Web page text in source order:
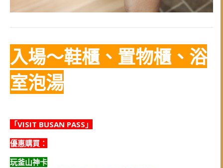
入場～鞋櫃、置物櫃、浴
室泡湯
「VISIT BUSAN PASS」
優惠購買：
玩釜山神卡